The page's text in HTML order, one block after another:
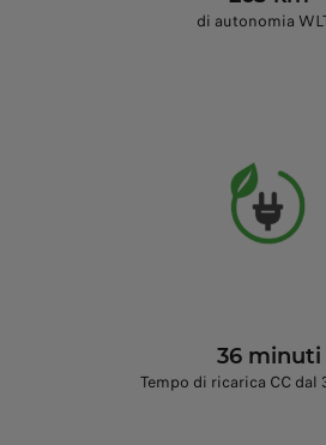
di autonomia
36 minuti
Tempo di ricarica CC dal